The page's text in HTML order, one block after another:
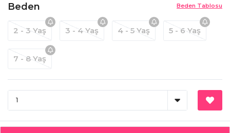
Beden Tablosu
Beden
2 - 3 Yaş 3 - 4 Yaş 4 - 5 Yaş 5 - 6 Yaş
7 - 8 Yaş